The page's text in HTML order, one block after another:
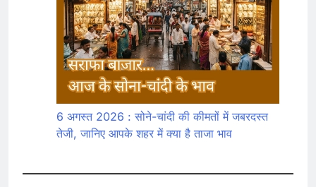
6 अगस्त 2026 : सोने-चांदी की कीमतों में जबरदस्त
तेजी, जानिए आपके शहर में क्या है ताजा भाव